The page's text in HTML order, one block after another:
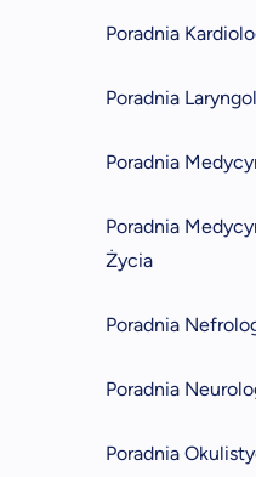
Poradnia
Poradnia
Poradnia
Poradnia
Życia
Poradnia
Poradnia
Poradnia